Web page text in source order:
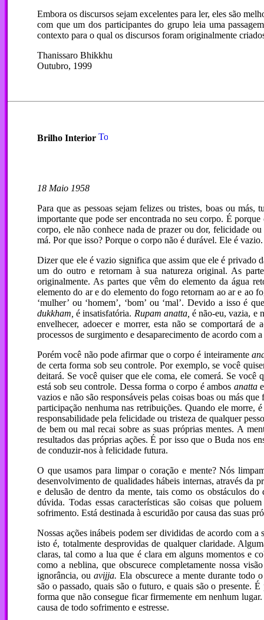
Embora os discursos sejam excelentes para ler, eles são
com que um dos participantes do grupo leia uma
contexto para o qual os discursos foram originalmente
Thanissaro Bhikkhu
Outubro, 1999
Brilho Interior
18 Maio 1958
Para que as pessoas sejam felizes ou tristes, boas ou
importante que pode ser encontrada no seu corpo. É
corpo, ele não conhece nada de prazer ou dor, felicidade
má. Por que isso? Porque o corpo não é durável. Ele é vazio.
Dizer que ele é vazio significa que assim que ele é privado
um do outro e retornam à sua natureza original. As
originalmente. As partes que vêm do elemento da água
elemento do ar e do elemento do fogo retornam ao ar e ao
‘mulher’ ou ‘homem’, ‘bom’ ou ‘mal’. Devido a isso é
dukkham, é insatisfatória. Rupam anatta, é não-eu, vazia, e
envelhecer, adoecer e morrer, esta não se comportará
processos de surgimento e desaparecimento de acordo com
Porém você não pode afirmar que o corpo é inteiramente
de certa forma sob seu controle. Por exemplo, se você
deitará. Se você quiser que ele coma, ele comerá. Se você
está sob seu controle. Dessa forma o corpo é ambos anatta
vazios e não são responsáveis pelas coisas boas ou más
participação nenhuma nas retribuições. Quando ele morre,
responsabilidade pela felicidade ou tristeza de qualquer
de bem ou mal recai sobre as suas próprias mentes. A
resultados das próprias ações. É por isso que o Buda nos
de conduzir-nos à felicidade futura.
O que usamos para limpar o coração e mente? Nós
desenvolvimento de qualidades hábeis internas, através da
e delusão de dentro da mente, tais como os obstáculos
dúvida. Todas essas características são coisas que
sofrimento. Está destinada à escuridão por causa das suas
Nossas ações inábeis podem ser divididas de acordo com
isto é, totalmente desprovidas de qualquer claridade.
claras, tal como a lua que é clara em alguns momentos e
como a neblina, que obscurece completamente nossa
ignorância, ouavijja. Ela obscurece a mente durante todo
são o passado, quais são o futuro, e quais são o presente.
forma que não consegue ficar firmemente em nenhum
causa de todo sofrimento e estresse.